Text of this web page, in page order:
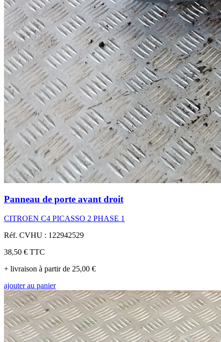
Panneau de porte avant droit
CITROEN C4 PICASSO 2 PHASE 1
Réf. CVHU : 122942529
38,50 € TTC
+ livraison à partir de 25,00 €
ajouter au panier